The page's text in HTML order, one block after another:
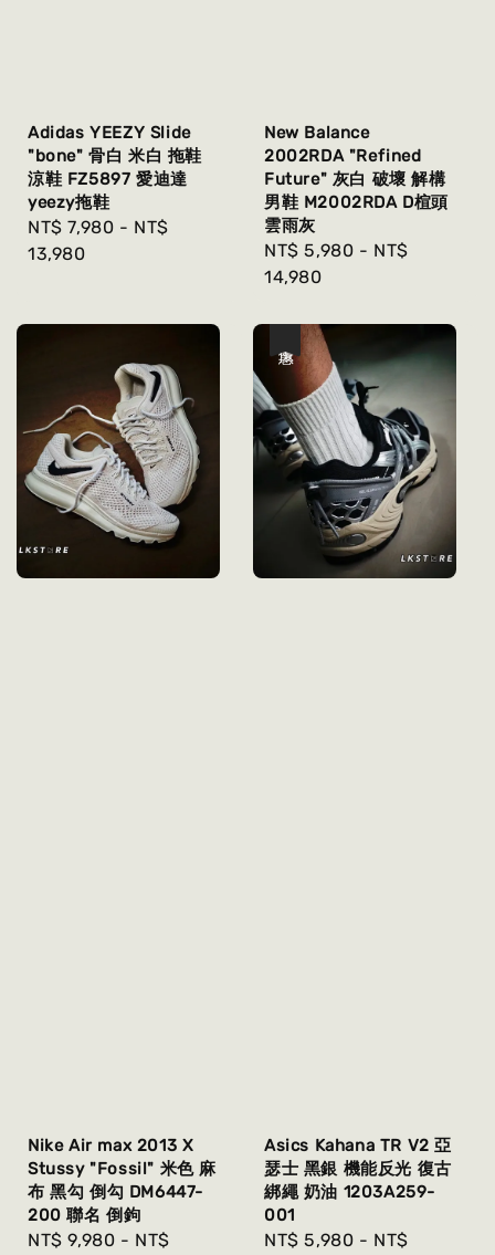
Adidas YEEZY Slide
"bone" 骨白 米白 拖鞋
涼鞋 FZ5897 愛迪達
yeezy拖鞋
Regular
price
NT$ 7,980 - NT$
13,980
New Balance
2002RDA "Refined
Future" 灰白 破壞 解構
男鞋 M2002RDA D楦頭
雲雨灰
Regular
price
NT$ 5,980 - NT$
14,980
Nike Air max 2013 X
Stussy "Fossil" 米色 麻
布 黑勾 倒勾 DM6447-
200 聯名 倒鉤
Regular
NT$ 9,980 - NT$
Asics Kahana TR V2 亞
瑟士 黑銀 機能反光 復古
綁繩 奶油 1203A259-
001
Sale
NT$ 5,980 - NT$